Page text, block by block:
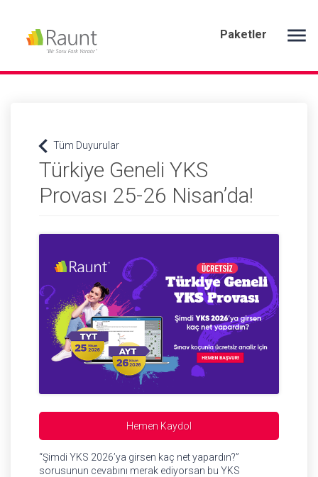
menu
Paketler
keyboard_arrow_leftTüm Duyurular
Türkiye Geneli YKS
Provası 25-26 Nisan’da!
Hemen Kaydol
“Şimdi YKS 2026’ya girsen kaç net yapardın?”
sorusunun cevabını merak ediyorsan bu YKS